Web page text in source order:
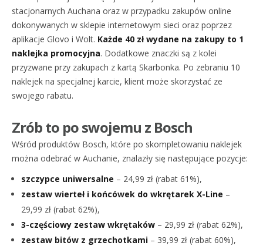
stacjonarnych Auchana oraz w przypadku zakupów online
dokonywanych w sklepie internetowym sieci oraz poprzez
aplikacje Glovo i Wolt. Każde 40 zł wydane na zakupy to 1
naklejka promocyjna. Dodatkowe znaczki są z kolei
przyzwane przy zakupach z kartą Skarbonka. Po zebraniu 10
naklejek na specjalnej karcie, klient może skorzystać ze
swojego rabatu.
Zrób to po swojemu z Bosch
Wśród produktów Bosch, które po skompletowaniu naklejek
można odebrać w Auchanie, znalazły się następujące pozycje:
szczypce uniwersalne – 24,99 zł (rabat 61%),
zestaw wierteł i końcówek do wkrętarek X-Line –
29,99 zł (rabat 62%),
3-częściowy zestaw wkrętaków – 29,99 zł (rabat 62%),
zestaw bitów z grzechotkami – 39,99 zł (rabat 60%),